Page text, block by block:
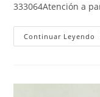
333064Atención a
Continuar Leyendo